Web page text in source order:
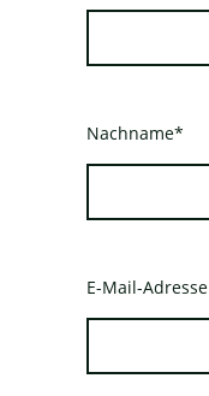
Nachname*
E-Mail-Adresse